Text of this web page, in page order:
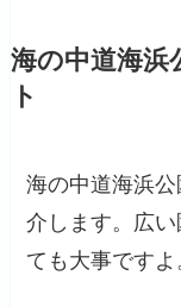
海の中道海浜
ト
海の中道海浜
介します。広
ても大事ですよ